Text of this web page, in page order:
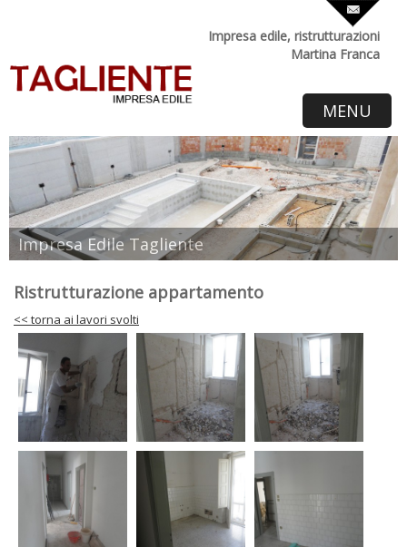
Impresa edile, ristrutturazioni
Martina Franca
MENU
Impresa Edile Tagliente
Ristrutturazione appartamento
<< torna ai lavori svolti